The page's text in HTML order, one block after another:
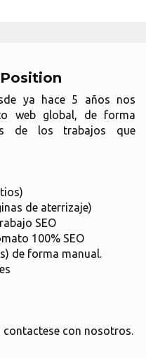
ya hace 5 años nos
web global, de forma
de los trabajos que
de aterrizaje)
SEO
100% SEO
de forma manual.
con nosotros.